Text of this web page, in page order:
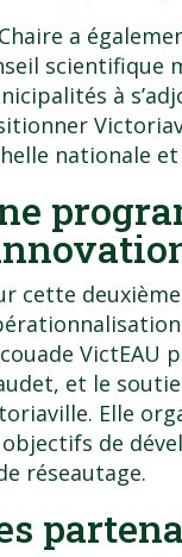
a
scientifique
à
nationale
cette
et le
Elle
objectifs de
réseautage.